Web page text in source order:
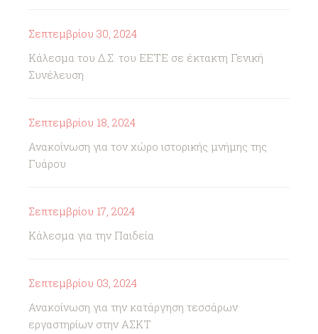
Σεπτεμβρίου 30, 2024
Κάλεσμα του Δ.Σ. του ΕΕΤΕ σε έκτακτη Γενική
Συνέλευση
Σεπτεμβρίου 18, 2024
Ανακοίνωση για τον χώρο ιστορικής μνήμης της
Γυάρου
Σεπτεμβρίου 17, 2024
Κάλεσμα για την Παιδεία
Σεπτεμβρίου 03, 2024
Ανακοίνωση για την κατάργηση τεσσάρων
εργαστηρίων στην ΑΣΚΤ